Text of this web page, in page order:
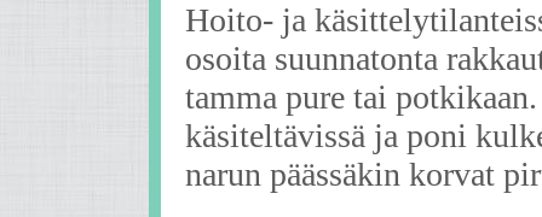
Hoito- ja
osoita suunnatonta
tamma pure tai
käsiteltävissä ja poni
narun päässäkin korvat